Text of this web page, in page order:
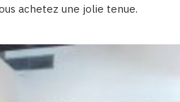
achetez une jolie tenue.